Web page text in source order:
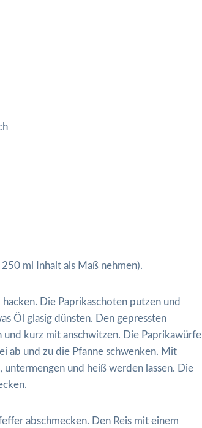
ml Inhalt als Maß nehmen).
Die Paprikaschoten putzen und
Öl glasig dünsten. Den gepressten
kurz mit anschwitzen. Die Paprikawürfel
ab und zu die Pfanne schwenken. Mit
untermengen und heiß werden lassen. Die
abschmecken. Den Reis mit einem